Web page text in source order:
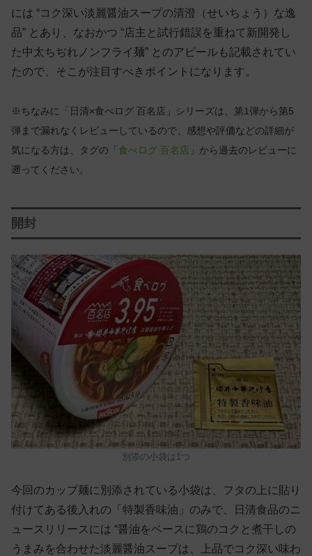
には “コク深い淡麗醤油スープの清澄（せいちょう）な逸
品” とあり、なおかつ “店主と試行錯誤を重ねて新開発し
た中太ちぢれノンフライ麺” とのアピールも記載されてい
たので、そこが注目すべきポイントになります。
※ちなみに「日清×食べログ 百名店」シリーズは、第1弾から第5
弾まで漏れなくレビューしているので、感想や評価などの詳細が
気になる方は、タグの「 食べログ 百名店 」から過去のレビューに
遡ってください。
開封
別添の小袋は1つ
今回のカップ麺に別添されている小袋は、フタの上に貼り
付けてある後入れの「特製香味油」のみで、日清食品のニ
ュースリリースには “醤油をベースに鶏のコクと煮干しの
うまみを合わせた淡麗醤油スープは、上品でコク深い味わ